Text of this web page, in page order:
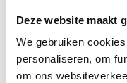
Deze website maakt
We gebruiken
personaliseren, om
om ons
Geplaatst
Denise